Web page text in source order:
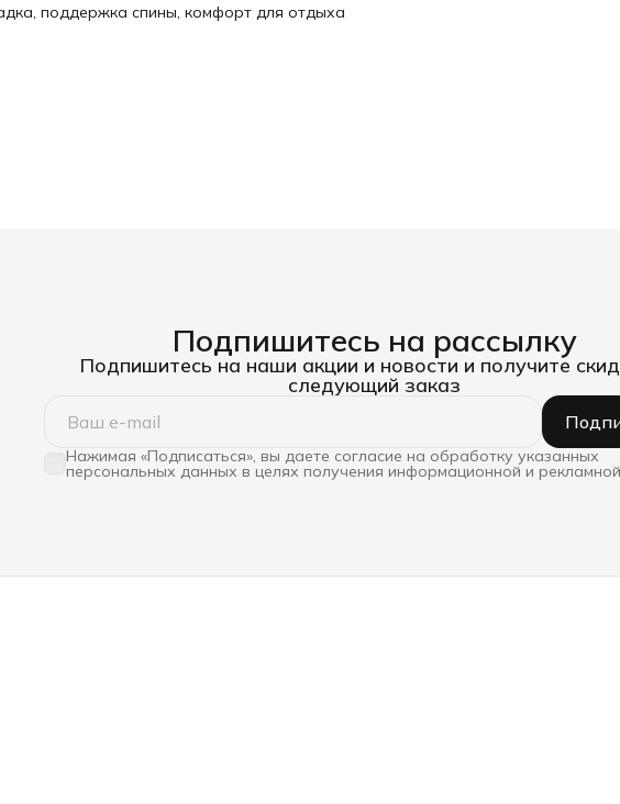
поддержка спины, комфорт для отдыха
Подпишитесь на рассылку
Подпишитесь на наши акции и новости и получите
следующий заказ
Нажимая «Подписаться», вы даете согласие на обработку указанных
персональных данных в целях получения информационной и